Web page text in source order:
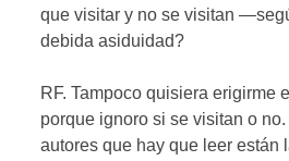
que visitar y no se visitan
debida asiduidad?
RF. Tampoco quisiera erigirme
porque ignoro si se visitan o
autores que hay que leer están